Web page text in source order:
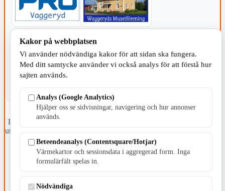
KOMMUNEN
Fristående webbtidningsföretag grundat 1991 som sedan 2002 ger
ut tidningen Skillingaryd.nu och 2010 lanserades Värnamo.nu. Från
april 2026 omfattar Skillingaryd.nu tre kommuner: Gnosjö,
Värnamo och Vaggeryds kommun.
Kontakta oss
E-post: redaktionen@skillingaryd.nu
Postadress: Gisslaköp 1, 568 92 Skillingaryd
Kakor på webbplatsen
Vi använder nödvändiga kakor för att sidan ska fungera.
Med ditt samtycke använder vi också analys för att förstå hur
sajten används.
Analys (Google Analytics)
Hjälper oss se sidvisningar, navigering och hur annonser
används.
Beteendeanalys (Contentsquare/Hotjar)
Värmekartor och sessionsdata i aggregerad form. Inga
formulärfält spelas in.
Nödvändiga